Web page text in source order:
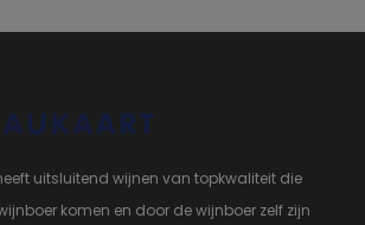
uitsluitend wijnen van topkwaliteit die
komen en door de wijnboer zelf zijn